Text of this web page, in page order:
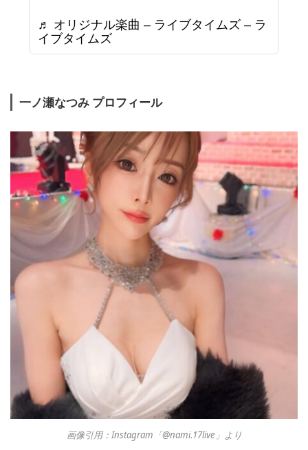
♬ オリジナル楽曲 – ライブタイムズ – ラ
イブタイムズ
一ノ瀬なつみ プロフィール
画像引用：Instagram「@nami.17live」より